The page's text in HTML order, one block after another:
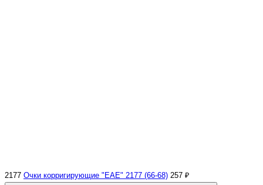
2177 Очки корригирующие "EAE" 2177 (66-68) 257 ₽